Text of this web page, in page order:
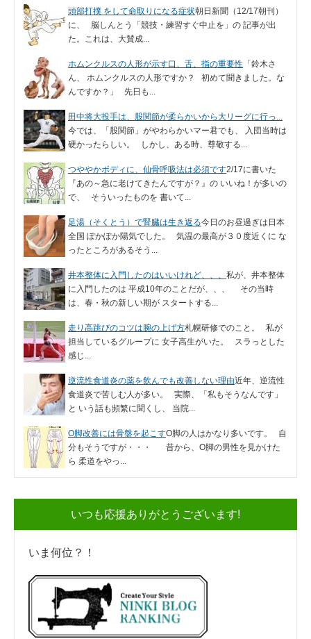
頭部打撲 をして命取りになる症状朝日新聞（12/17朝刊）
に、 脳しんとう「競技・練習すぐ中止を」の 記事が出
た。これは、大賛成...
ホムンクルスの人形が示す口、舌、指の重要性 「鈴木さ
ん、 ホムンクルスの人形ですか？ 初めて聞きました。な
んですか？」 先日も...
田中将大投手は、股関節が柔らかいから大リーグに行っ...
今では、「股関節」がやわらかいマー君でも、 入団当時は
硬かったらしい。 しかし、ある時、尊敬する...
つややかボディに、仙骨呼吸法は必須です2/17に書いた
『あの～急に老けてきたんですが？』の いいね！が多いの
で、 そういったものを 書いて...
足湯（そくとう）で腎臓は生き返る今日のお昼過ぎは日本
全国 ぽかぽか陽気でした。 気温の最高が３０度近くに な
ったところがあるそう...
井本整体に入門したのはいいけれど、、、 私が、井本整体
に入門したのは 平成10年のことだが、、、 その当時
は、春・秋の新しい期が スタートする...
走り高跳びのコツは腕の上げ方札幌研修でのこと。 私が
担当しているグループに 女子高生がいた。 スラっとした
感じ...
逆流性食道炎の薬を飲んでも改善しない理由近年、逆流性
食道炎で苦しむ人が多い。 実際、「私もそうなんです」
と いう話も頻繁に聞くし、 当院...
O脚改善には骨盤を起こすO脚の人はかなり多いです。 自
分もそうですが・・・ 昔から、O脚の男性を見かけた
ら 柔道をやっ...
いつも応援ありがとうございます!
いま何位？！